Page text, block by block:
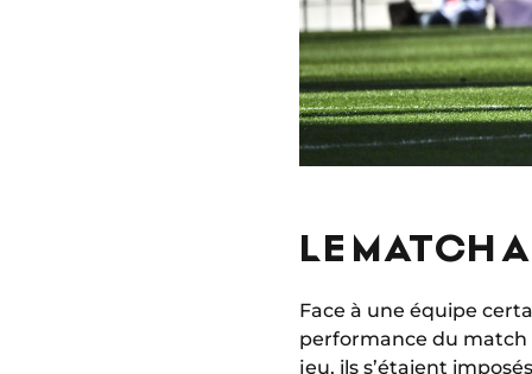
LE MATCH
Face à une équipe
performance du match
jeu, ils s’étaient imposés